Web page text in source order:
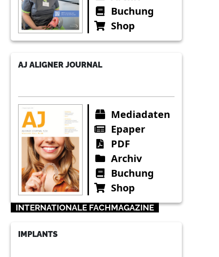
Buchung
Shop
AJ ALIGNER JOURNAL
Mediadaten
Epaper
PDF
Archiv
Buchung
Shop
INTERNATIONALE FACHMAGAZINE
IMPLANTS